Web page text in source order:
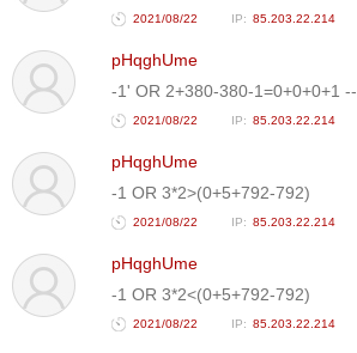
2021/08/22 85.203.22.214
pHqghUme
-1' OR 2+380-380-1=0+0+0+1 --
2021/08/22 85.203.22.214
pHqghUme
-1 OR 3*2>(0+5+792-792)
2021/08/22 85.203.22.214
pHqghUme
-1 OR 3*2<(0+5+792-792)
2021/08/22 85.203.22.214